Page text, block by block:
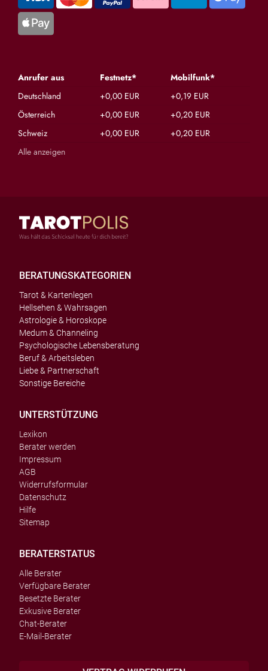
Anrufer aus Festnetz*
Mobilfunk*
Deutschland
+0,00 EUR
+0,19 EUR
Österreich
+0,00 EUR
+0,20 EUR
Schweiz
+0,00 EUR
+0,20 EUR
Alle anzeigen
BERATUNGSKATEGORIEN
Tarot & Kartenlegen
Hellsehen & Wahrsagen
Astrologie & Horoskope
Medum & Channeling
Psychologische Lebensberatung
Beruf & Arbeitsleben
Liebe & Partnerschaft
Sonstige Bereiche
UNTERSTÜTZUNG
Lexikon
Berater werden
Impressum
AGB
Widerrufsformular
Datenschutz
Hilfe
Sitemap
BERATERSTATUS
Alle Berater
Verfügbare Berater
Besetzte Berater
Exkusive Berater
Chat-Berater
E-Mail-Berater